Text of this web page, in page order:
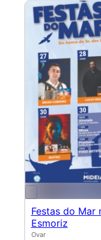
Festas do Mar
Esmoriz
Ovar